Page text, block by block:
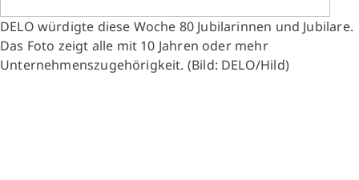
DELO würdigte diese Woche 80 Jubilarinnen und Jubilare.
Das Foto zeigt alle mit 10 Jahren oder mehr
Unternehmenszugehörigkeit. (Bild: DELO/Hild)